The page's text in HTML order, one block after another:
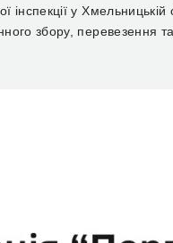
інспекції у
збору, перевезення